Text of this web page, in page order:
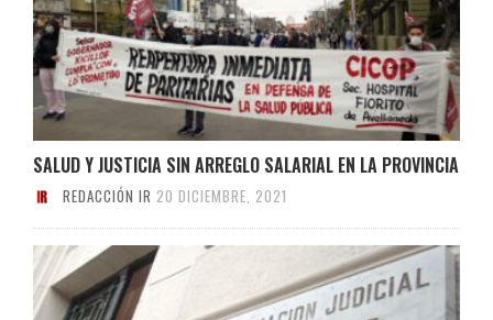
SALUD Y JUSTICIA SIN ARREGLO SALARIAL EN LA PROVINCIA
REDACCIÓN IR 20 DICIEMBRE, 2021